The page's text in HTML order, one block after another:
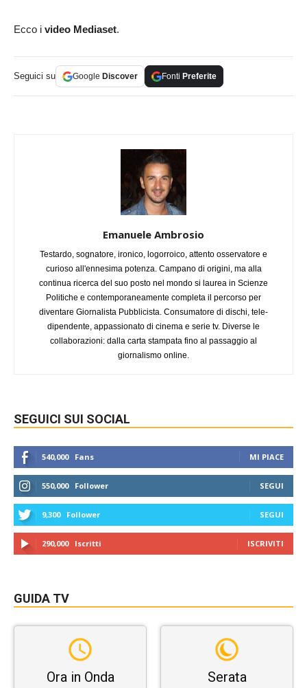
Ecco i video Mediaset.
Seguici su Google Discover Fonti Preferite
Emanuele Ambrosio
Testardo, sognatore, ironico, logorroico, attento osservatore e
curioso all'ennesima potenza. Campano di origini, ma alla
continua ricerca del suo posto nel mondo si laurea in Scienze
Politiche e contemporaneamente completa il percorso per
diventare Giornalista Pubblicista. Consumatore di dischi, tele-
dipendente, appassionato di cinema e serie tv. Diverse le
collaborazioni: dalla carta stampata fino al passaggio al
giornalismo online.
SEGUICI SUI SOCIAL
540,000 Fans MI PIACE
550,000 Follower SEGUI
9,300 Follower SEGUI
290,000 Iscritti ISCRIVITI
GUIDA TV
Ora in Onda Serata